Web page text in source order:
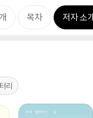
목차 저자 소
리